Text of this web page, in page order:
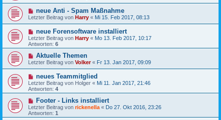
neue Anti - Spam Maßnahme
Letzter Beitrag von Harry « Mi 15. Feb 2017, 08:13
neue Forensoftware installiert
Letzter Beitrag von Harry « Mo 13. Feb 2017, 10:17
Antworten: 6
Aktuelle Themen
Letzter Beitrag von Volker« Fr 13. Jan 2017, 09:09
neues Teammitglied
Letzter Beitrag von Holger « Mi 11. Jan 2017, 21:46
Antworten: 4
Footer - Links installiert
Letzter Beitrag von rickenella « Do 27. Okt 2016, 23:26
Antworten: 1